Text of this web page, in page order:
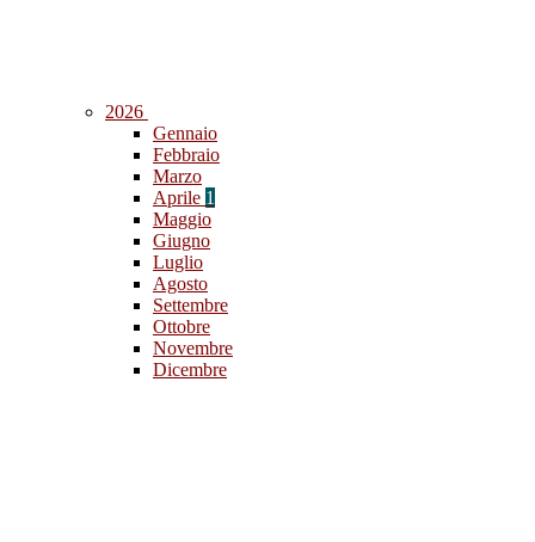
2026
Gennaio
Febbraio
Marzo
Aprile 1
Maggio
Giugno
Luglio
Agosto
Settembre
Ottobre
Novembre
Dicembre